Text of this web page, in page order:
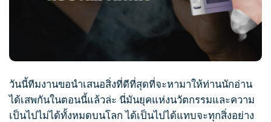
วันนี้ทีมงานขอนำเสนอสิ่งที่ดีที่สุดที่จะหามาให้ท่านนักอ่าน
ได้เสพกันในตอนนี้แล้วล่ะ นี่มันยุคแห่งนวัตกรรมและความ
เป็นไปไม่ได้ทั้งหมดบนโลก ได้เป็นไปได้แทบจะทุกสิ่งอย่าง